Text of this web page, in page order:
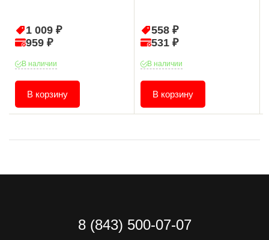
1 009 ₽
959 ₽
В наличии
В корзину
558 ₽
531 ₽
В наличии
В корзину
8 (843) 500-07-07